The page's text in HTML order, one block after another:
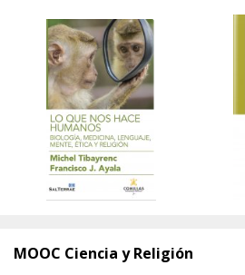
MOOC Ciencia y Religión